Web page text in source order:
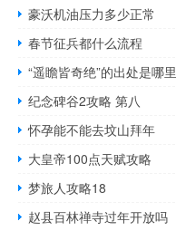
豪沃机油压力多少正常
春节征兵都什么流程
“遥瞻皆奇绝”的出处是哪里
纪念碑谷2攻略 第八
怀孕能不能去坟山拜年
大皇帝100点天赋攻略
梦旅人攻略18
赵县百林禅寺过年开放吗